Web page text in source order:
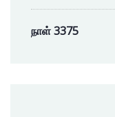
நாள் 3375